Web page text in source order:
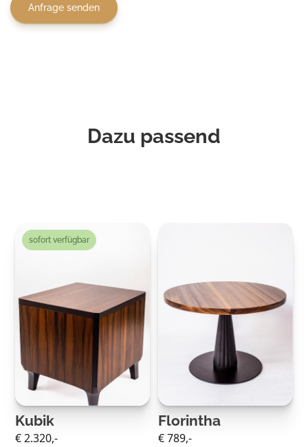
Anfrage senden
Dazu passend
sofort verfügbar
Kubik
€ 2.320,-
Florintha
€ 789,-